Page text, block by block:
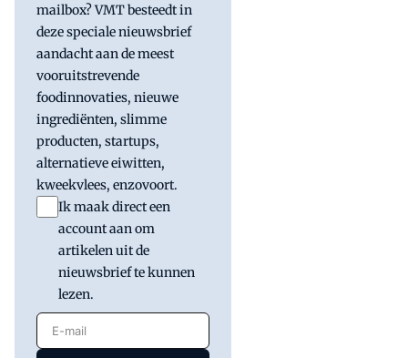
mailbox? VMT besteedt in
deze speciale nieuwsbrief
aandacht aan de meest
vooruitstrevende
foodinnovaties, nieuwe
ingrediënten, slimme
producten, startups,
alternatieve eiwitten,
kweekvlees, enzovoort.
Ik maak direct een
account aan om
artikelen uit de
nieuwsbrief te kunnen
lezen.
E-mail